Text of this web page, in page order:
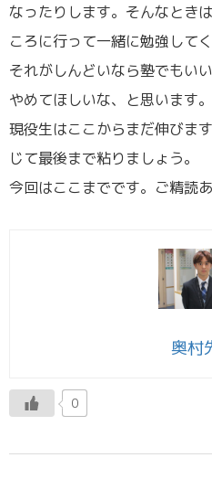
なったりします。そんなとき
ころに行って一緒に勉強して
それがしんどいなら塾でもい
やめてほしいな、と思います。
現役生はここからまだ伸びま
じて最後まで粘りましょう。
今回はここまでです。ご精読
奥村
0